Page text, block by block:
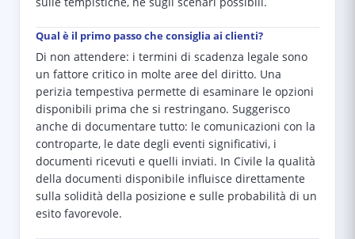
Qual è il primo passo che consiglia ai clienti?
Di non attendere: i termini di scadenza legale sono
un fattore critico in molte aree del diritto. Una
perizia tempestiva permette di esaminare le opzioni
disponibili prima che si restringano. Suggerisco
anche di documentare tutto: le comunicazioni con la
controparte, le date degli eventi significativi, i
documenti ricevuti e quelli inviati. In Civile la qualità
della documenti disponibile influisce direttamente
sulla solidità della posizione e sulle probabilità di un
esito favorevole.